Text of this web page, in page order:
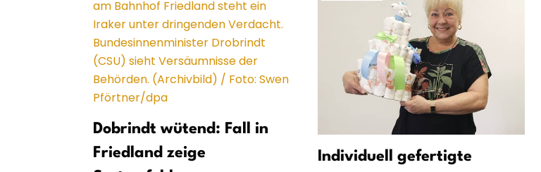
Dobrindt wütend: Fall in
Friedland zeige
Individuell gefertigte